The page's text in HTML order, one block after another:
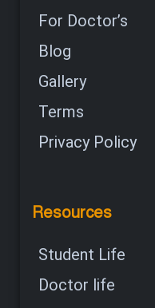
For Doctor’s
Blog
Gallery
Terms
Privacy Policy
Resources
Student Life
Doctor life